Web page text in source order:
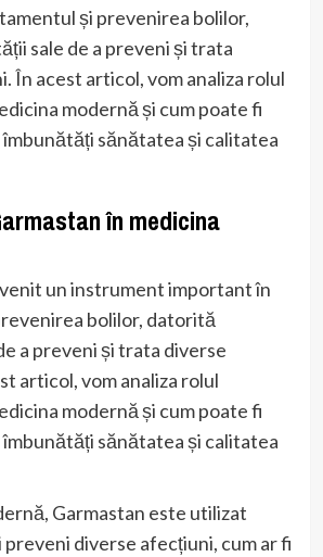
și prevenirea bolilor,
sale de a preveni și trata
În acest articol, vom analiza rolul
modernă și cum poate fi
sănătatea și calitatea
în medicina
un instrument important în
bolilor, datorită
a preveni și trata diverse
articol, vom analiza rolul
modernă și cum poate fi
sănătatea și calitatea
Garmastan este utilizat
diverse afecțiuni, cum ar fi